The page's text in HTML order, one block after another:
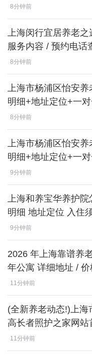
8分钟前
上海闵行宜居养老
服务内容 / 预约电话
8分钟前
上海市杨浦区怡安
明细+地址定位+一
8分钟前
上海市杨浦区怡安
明细+地址定位+一
9分钟前
上海和养宝华养护
明细 地址定位 入住
9分钟前
2026 年上海靠谱养
年公寓 详细地址 /
11分钟前
(全新养老动态!)上海
高长者照护之家网
11分钟前